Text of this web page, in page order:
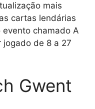
mais
cartas lendárias
chamado A
jogado de 8 a 27
Gwent